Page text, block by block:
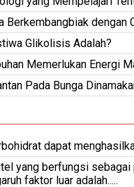
Berkembangbiak dengan
Glikolisis Adalah?
Memerlukan Energi
Pada Bunga
dapat
yang berfungsi sebagai
faktor luar adalah.....